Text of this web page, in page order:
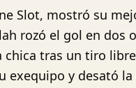
Slot, mostró su
rozó el gol en
tras un tiro
y desató